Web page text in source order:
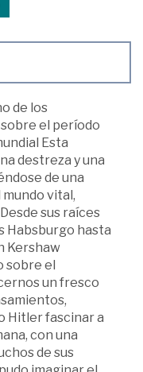
de los
el período
Esta
destreza y una
de una
vital,
sus raíces
Habsburgo hasta
Kershaw
sobre el
un fresco
Hitler fascinar a
con una
de sus